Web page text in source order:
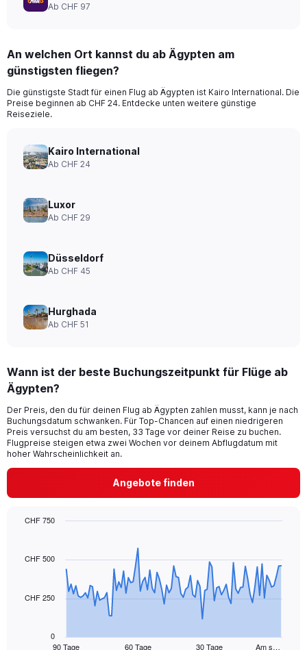
Ab CHF 97
An welchen Ort kannst du ab Ägypten am
günstigsten fliegen?
Die günstigste Stadt für einen Flug ab Ägypten ist Kairo International. Die
Preise beginnen ab CHF 24. Entdecke unten weitere günstige
Reiseziele.
Kairo International
Ab CHF 24
Luxor
Ab CHF 29
Düsseldorf
Ab CHF 45
Hurghada
Ab CHF 51
Wann ist der beste Buchungszeitpunkt für Flüge ab
Ägypten?
Der Preis, den du für deinen Flug ab Ägypten zahlen musst, kann je nach
Buchungsdatum schwanken. Für Top-Chancen auf einen niedrigeren
Preis versuchst du am besten, 33 Tage vor deiner Reise zu buchen.
Flugpreise steigen etwa zwei Wochen vor deinem Abflugdatum mit
hoher Wahrscheinlichkeit an.
Angebote finden
91
90 Tage 60 Tage 30 Tage Am s…
0
CHF 250
CHF 500
CHF 750